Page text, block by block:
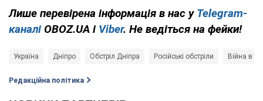
Лише перевірена інформація в нас у Telegram-
каналі OBOZ.UA і Viber. Не ведіться на фейки!
Україна Дніпро Обстріл Дніпра Російські обстріли Війна в
Редакційна політика